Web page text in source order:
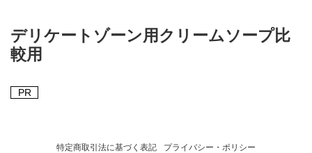
デリケートゾーン用クリームソープ比
較用
PR
特定商取引法に基づく表記 プライバシー・ポリシー